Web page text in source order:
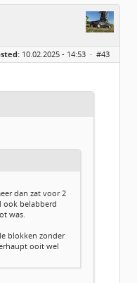
10.02.2025 - 14:53 · #43
dan zat voor 2
ook belabberd
was.
blokken zonder
ooit wel